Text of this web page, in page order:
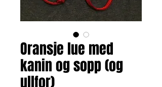
Oransje lue med
kanin og sopp (og
ullfor)